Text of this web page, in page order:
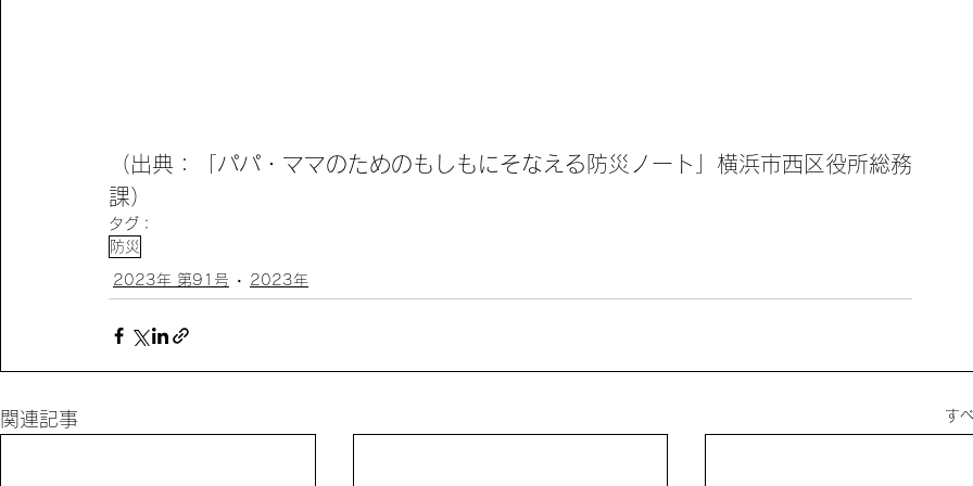
（出典：「パパ・ママのためのもしもにそなえる防災ノート」横浜市西区役所総務
課）
タグ：
防災
2023年 第91号 2023年
関連記事 す